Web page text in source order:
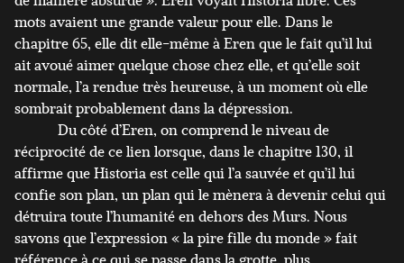
mots avaient une grande valeur pour elle. Dans le
chapitre 65, elle dit elle-même à Eren que le fait qu’il lui
ait avoué aimer quelque chose chez elle, et qu’elle soit
normale, l’a rendue très heureuse, à un moment où elle
sombrait probablement dans la dépression.
Du côté d’Eren, on comprend le niveau de
réciprocité de ce lien lorsque, dans le chapitre 130, il
affirme que Historia est celle qui l’a sauvée et qu’il lui
confie son plan, un plan qui le mènera à devenir celui qui
détruira toute l’humanité en dehors des Murs. Nous
savons que l’expression « la pire fille du monde » fait
référence à ce qui se passe dans la grotte, plus